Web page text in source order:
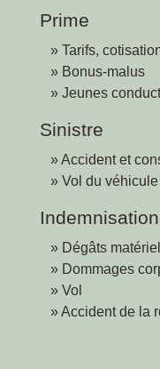
Prime
Tarifs,
Bonus-malus
Jeunes
Sinistre
Accident et
Vol du véhicule
Dégâts
Dommages
Vol
Accident de la